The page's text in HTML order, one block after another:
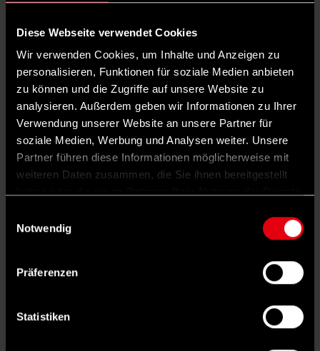
Diese Webseite verwendet Cookies
Wir verwenden Cookies, um Inhalte und Anzeigen zu
personalisieren, Funktionen für soziale Medien anbieten
zu können und die Zugriffe auf unsere Website zu
analysieren. Außerdem geben wir Informationen zu Ihrer
Verwendung unserer Website an unsere Partner für
soziale Medien, Werbung und Analysen weiter. Unsere
Partner führen diese Informationen möglicherweise mit
weiteren Daten zusammen, die Sie ihnen bereitgestellt
Notwendig
Präferenzen
Statistiken
Weitereinteressante Rubriken
entdecken
Reform der privaten Altersvorsorge: Das hat der